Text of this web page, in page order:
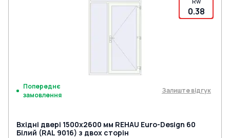
0.38
Попереднє
замовлення
Залиште відгук
Вхідні двері 1500x2600 мм REHAU Euro-Design 60
Білий (RAL 9016) з двох сторін